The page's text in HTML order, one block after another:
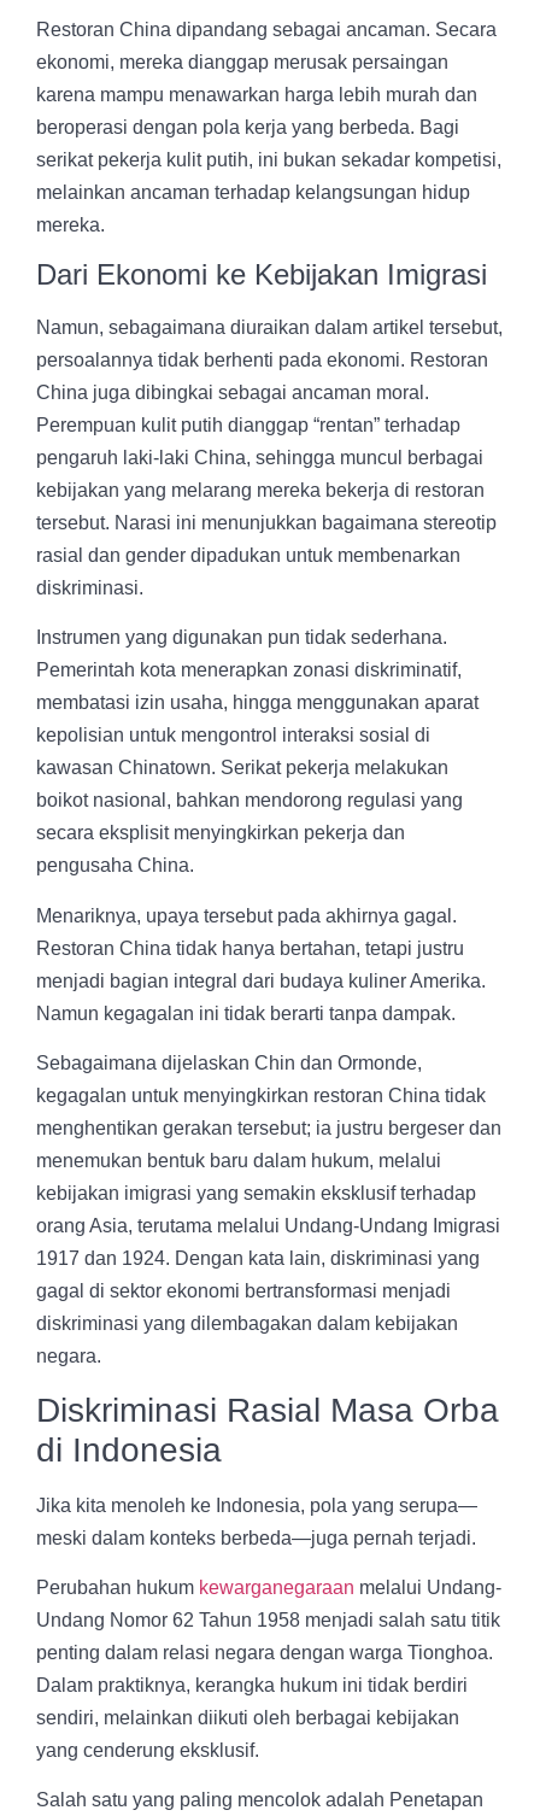
Restoran China dipandang sebagai ancaman. Secara
ekonomi, mereka dianggap merusak persaingan
karena mampu menawarkan harga lebih murah dan
beroperasi dengan pola kerja yang berbeda. Bagi
serikat pekerja kulit putih, ini bukan sekadar kompetisi,
melainkan ancaman terhadap kelangsungan hidup
mereka.
Dari Ekonomi ke Kebijakan Imigrasi
Namun, sebagaimana diuraikan dalam artikel tersebut,
persoalannya tidak berhenti pada ekonomi. Restoran
China juga dibingkai sebagai ancaman moral.
Perempuan kulit putih dianggap “rentan” terhadap
pengaruh laki-laki China, sehingga muncul berbagai
kebijakan yang melarang mereka bekerja di restoran
tersebut. Narasi ini menunjukkan bagaimana stereotip
rasial dan gender dipadukan untuk membenarkan
diskriminasi.
Instrumen yang digunakan pun tidak sederhana.
Pemerintah kota menerapkan zonasi diskriminatif,
membatasi izin usaha, hingga menggunakan aparat
kepolisian untuk mengontrol interaksi sosial di
kawasan Chinatown. Serikat pekerja melakukan
boikot nasional, bahkan mendorong regulasi yang
secara eksplisit menyingkirkan pekerja dan
pengusaha China.
Menariknya, upaya tersebut pada akhirnya gagal.
Restoran China tidak hanya bertahan, tetapi justru
menjadi bagian integral dari budaya kuliner Amerika.
Namun kegagalan ini tidak berarti tanpa dampak.
Sebagaimana dijelaskan Chin dan Ormonde,
kegagalan untuk menyingkirkan restoran China tidak
menghentikan gerakan tersebut; ia justru bergeser dan
menemukan bentuk baru dalam hukum, melalui
kebijakan imigrasi yang semakin eksklusif terhadap
orang Asia, terutama melalui Undang-Undang Imigrasi
1917 dan 1924. Dengan kata lain, diskriminasi yang
gagal di sektor ekonomi bertransformasi menjadi
diskriminasi yang dilembagakan dalam kebijakan
negara.
Diskriminasi Rasial Masa Orba
di Indonesia
Jika kita menoleh ke Indonesia, pola yang serupa—
meski dalam konteks berbeda—juga pernah terjadi.
Perubahan hukum kewarganegaraan melalui Undang-
Undang Nomor 62 Tahun 1958 menjadi salah satu titik
penting dalam relasi negara dengan warga Tionghoa.
Dalam praktiknya, kerangka hukum ini tidak berdiri
sendiri, melainkan diikuti oleh berbagai kebijakan
yang cenderung eksklusif.
Salah satu yang paling mencolok adalah Penetapan